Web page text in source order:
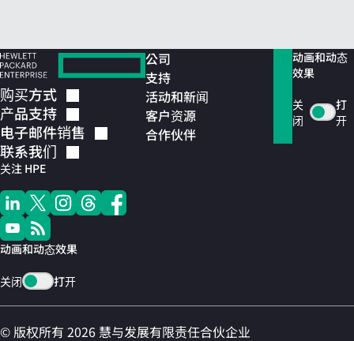
购买方式
产品支持
电子邮件销售
联系我们
关注 HPE
动画和动态效果
关闭 打开
公司
支持
活动和新闻
客户资源
合作伙伴
动画和动态
效果
关
闭
打
开
© 版权所有 2026 慧与发展有限责任合伙企业